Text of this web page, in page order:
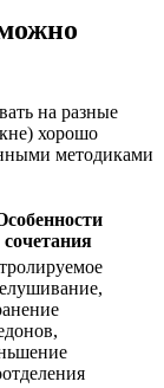
на разные
хорошо
методиками
сочетания